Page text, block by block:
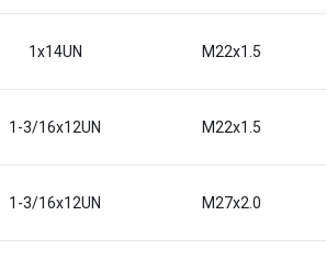
1x14UN M22x1.5
1-3/16x12UN M22x1.5
1-3/16x12UN M27x2.0